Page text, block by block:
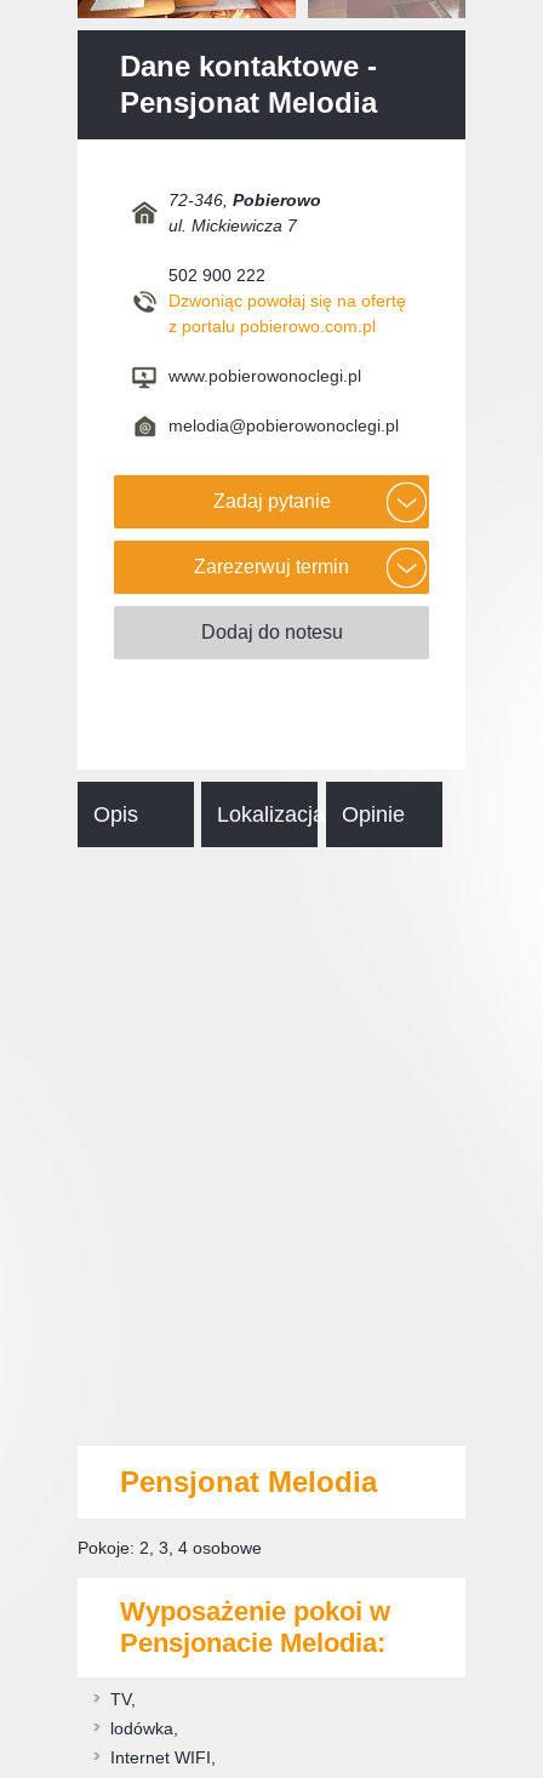
Dane kontaktowe -
Pensjonat Melodia
72-346 Pobierowo
ul. Mickiewicza 7
502 900 222
Dzwoniąc powołaj się na ofertę
z portalu pobierowo.com.pl
www.pobierowonoclegi.pl
melodia@pobierowonoclegi.pl
Opis Lokalizacja Opinie
Pensjonat Melodia
Pokoje: 2, 3, 4 osobowe
Wyposażenie pokoi w
Pensjonacie Melodia:
TV,
lodówka,
Internet WIFI,